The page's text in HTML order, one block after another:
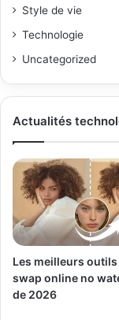
Style de vie
Technologie
Uncategorized
Actualités
Les meilleurs
swap online no
de 2026